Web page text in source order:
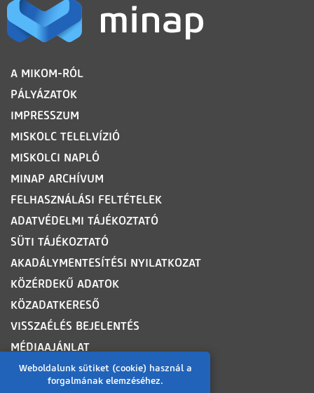
Weboldalunk sütiket (cookie) használ a
forgalmának elemzéséhez.
LÁBLÉC
A MIKOM-RÓL
PÁLYÁZATOK
IMPRESSZUM
MISKOLC TELELVÍZIÓ
MISKOLCI NAPLÓ
MINAP ARCHÍVUM
FELHASZNÁLÁSI FELTÉTELEK
ADATVÉDELMI TÁJÉKOZTATÓ
SÜTI TÁJÉKOZTATÓ
AKADÁLYMENTESÍTÉSI NYILATKOZAT
KÖZÉRDEKŰ ADATOK
KÖZADATKERESŐ
VISSZAÉLÉS BEJELENTÉS
MÉDIAAJÁNLAT
OLDALTÉRKÉP